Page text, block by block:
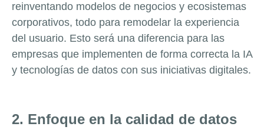
reinventando modelos de negocios y ecosistemas
corporativos, todo para remodelar la experiencia
del usuario. Esto será una diferencia para las
empresas que implementen de forma correcta la IA
y tecnologías de datos con sus iniciativas digitales.
2. Enfoque en la calidad de datos